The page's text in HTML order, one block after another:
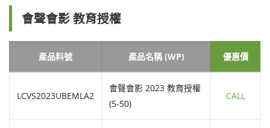
會聲會影 教育授權
產品料號 產品名稱 (WP) 優惠價
LCVS2023UBEMLA2
會聲會影 2023 教育授權
(5-50)
CALL